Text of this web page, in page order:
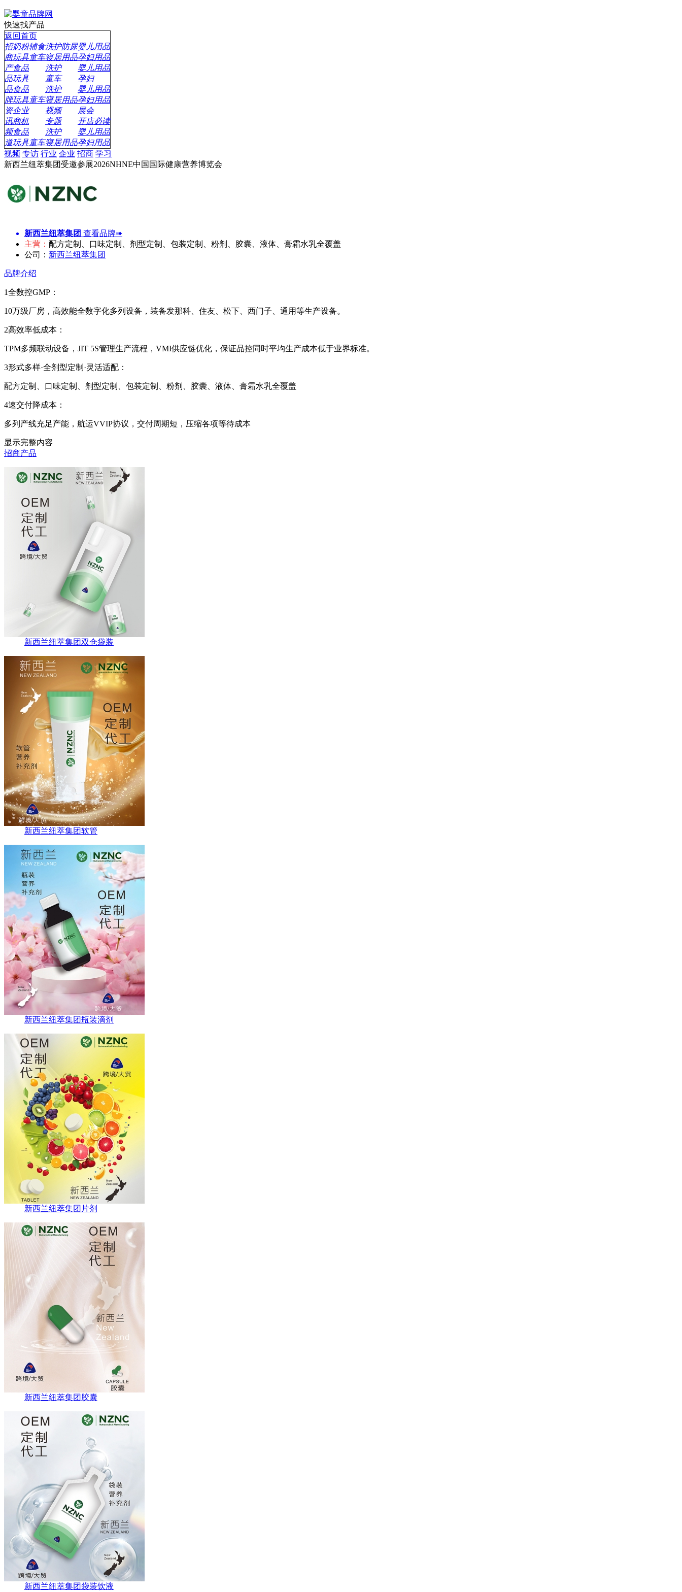
快速找产品
返回首页
招
商
奶粉辅食洗护防尿婴儿用品
玩具童车寝居用品孕妇用品
产
品
食品 洗护
婴儿用品
玩具
童车
孕妇
品
牌
食品 洗护
婴儿用品
玩具童车寝居用品孕妇用品
资
讯
企业 视频
展会
商机
专题
开店必读
频
道
食品 洗护
婴儿用品
玩具童车寝居用品孕妇用品
视频 专访 行业 企业 招商 学习
新西兰纽萃集团受邀参展2026NHNE中国国际健康营养博览会
新西兰纽萃集团 查看品牌➠
主营： 配方定制、口味定制、剂型定制、包装定制、粉剂、胶囊、液体、膏霜水乳全覆盖
公司： 新西兰纽萃集团
品牌介绍
1全数控GMP：
10万级厂房，高效能全数字化多列设备，装备发那科、住友、松下、西门子、通用等生产设备。
2高效率低成本：
TPM多频联动设备，JIT 5S管理生产流程，VMI供应链优化，保证品控同时平均生产成本低于业界标准。
3形式多样·全剂型定制·灵活适配：
配方定制、口味定制、剂型定制、包装定制、粉剂、胶囊、液体、膏霜水乳全覆盖
4速交付降成本：
多列产线充足产能，航运VVIP协议，交付周期短，压缩各项等待成本
显示完整内容
招商产品
新西兰纽萃集团双仓袋装
新西兰纽萃集团软管
新西兰纽萃集团瓶装滴剂
新西兰纽萃集团片剂
新西兰纽萃集团胶囊
新西兰纽萃集团袋装饮液